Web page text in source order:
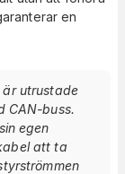
en
är utrustade
CAN-buss.
egen
att ta